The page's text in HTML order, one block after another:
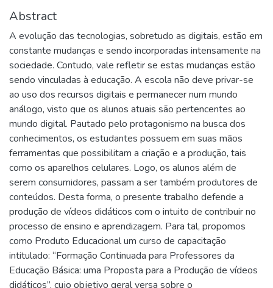
Abstract
A evolução das tecnologias, sobretudo as digitais, estão em
constante mudanças e sendo incorporadas intensamente na
sociedade. Contudo, vale refletir se estas mudanças estão
sendo vinculadas à educação. A escola não deve privar-se
ao uso dos recursos digitais e permanecer num mundo
análogo, visto que os alunos atuais são pertencentes ao
mundo digital. Pautado pelo protagonismo na busca dos
conhecimentos, os estudantes possuem em suas mãos
ferramentas que possibilitam a criação e a produção, tais
como os aparelhos celulares. Logo, os alunos além de
serem consumidores, passam a ser também produtores de
conteúdos. Desta forma, o presente trabalho defende a
produção de vídeos didáticos com o intuito de contribuir no
processo de ensino e aprendizagem. Para tal, propomos
como Produto Educacional um curso de capacitação
intitulado: “Formação Continuada para Professores da
Educação Básica: uma Proposta para a Produção de vídeos
didáticos”, cujo objetivo geral versa sobre o